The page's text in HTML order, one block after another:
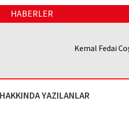
HABERLER
Kemal Fedai
YAZILANLAR